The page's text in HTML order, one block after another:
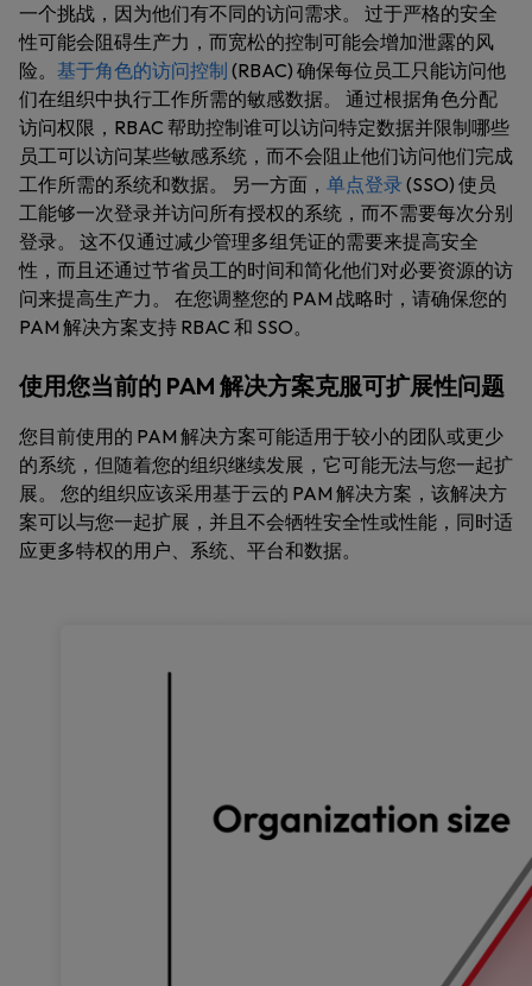
一个挑战，因为他们有不同的访问需求。 过于严格的安全
性可能会阻碍生产力，而宽松的控制可能会增加泄露的风
险。 基于角色的访问控制 (RBAC) 确保每位员工只能访问他
们在组织中执行工作所需的敏感数据。 通过根据角色分配
访问权限，RBAC 帮助控制谁可以访问特定数据并限制哪些
员工可以访问某些敏感系统，而不会阻止他们访问他们完成
工作所需的系统和数据。 另一方面， 单点登录 (SSO) 使员
工能够一次登录并访问所有授权的系统，而不需要每次分别
登录。 这不仅通过减少管理多组凭证的需要来提高安全
性，而且还通过节省员工的时间和简化他们对必要资源的访
问来提高生产力。 在您调整您的 PAM 战略时，请确保您的
PAM 解决方案支持 RBAC 和 SSO。
使用您当前的 PAM 解决方案克服可扩展性问题
您目前使用的 PAM 解决方案可能适用于较小的团队或更少
的系统，但随着您的组织继续发展，它可能无法与您一起扩
展。 您的组织应该采用基于云的 PAM 解决方案，该解决方
案可以与您一起扩展，并且不会牺牲安全性或性能，同时适
应更多特权的用户、系统、平台和数据。